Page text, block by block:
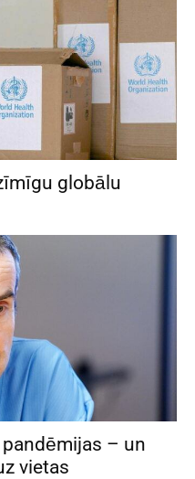
globālu
– un
vietas